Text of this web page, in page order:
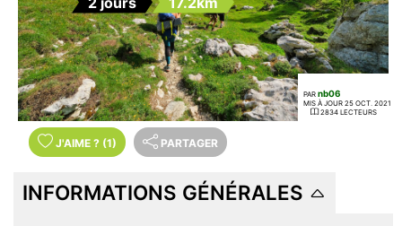
PAR nb06
MIS À JOUR 25 OCT. 2021
2834 LECTEURS
J'AIME ? (1) PARTAGER
INFORMATIONS GÉNÉRALES